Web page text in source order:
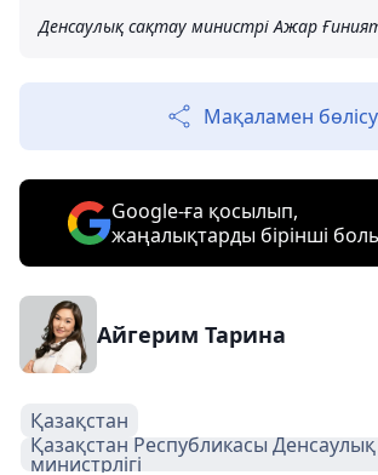
Денсаулық сақтау министрі Ажар
Мақаламен бөлісу
Google-ға қосылып,
жаңалықтарды бірінші
Айгерим Тарина
Қазақстан
Қазақстан Республикасы Денсаулық
министрлігі